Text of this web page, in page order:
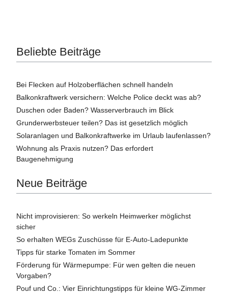
Beliebte Beiträge
Bei Flecken auf Holzoberflächen schnell handeln
Balkonkraftwerk versichern: Welche Police deckt was ab?
Duschen oder Baden? Wasserverbrauch im Blick
Grunderwerbsteuer teilen? Das ist gesetzlich möglich
Solaranlagen und Balkonkraftwerke im Urlaub laufenlassen?
Wohnung als Praxis nutzen? Das erfordert
Baugenehmigung
Neue Beiträge
Nicht improvisieren: So werkeln Heimwerker möglichst
sicher
So erhalten WEGs Zuschüsse für E-Auto-Ladepunkte
Tipps für starke Tomaten im Sommer
Förderung für Wärmepumpe: Für wen gelten die neuen
Vorgaben?
Pouf und Co.: Vier Einrichtungstipps für kleine WG-Zimmer